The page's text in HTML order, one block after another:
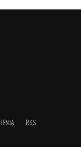
RSS